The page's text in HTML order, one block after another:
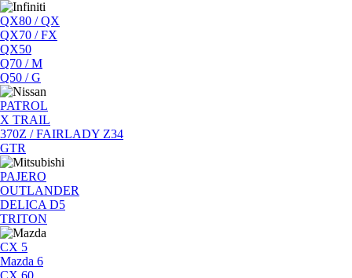
QX80 / QX
QX70 / FX
QX50
Q70 / M
Q50 / G
PATROL
X TRAIL
370Z / FAIRLADY Z34
GTR
PAJERO
OUTLANDER
DELICA D5
TRITON
CX 5
Mazda 6
CX 60